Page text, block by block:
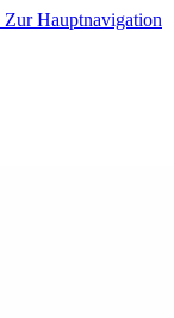
Zur Hauptnavigation